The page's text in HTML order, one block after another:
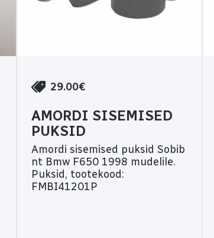
29.00€
AMORDI SISEMISED
PUKSID
Amordi sisemised puksid Sobib
nt Bmw F650 1998 mudelile.
Puksid, tootekood:
FMBI41201P